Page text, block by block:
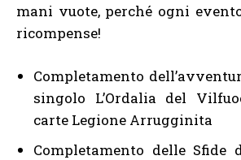
mani vuote, perché ogni
ricompense!
Completamento
singolo L’Ordalia del
carte Legione Arrugginita
Completamento delle Sfide